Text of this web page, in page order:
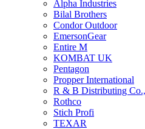
Alpha Industries
Bilal Brothers
Condor Outdoor
EmersonGear
Entire M
KOMBAT UK
Pentagon
Propper International
R & B Distributing
Rothco
Stich Profi
TEXAR